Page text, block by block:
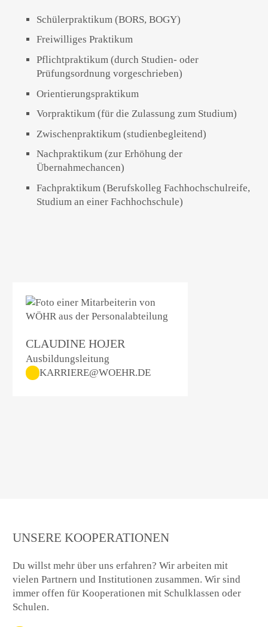
Schülerpraktikum (BORS, BOGY)
Freiwilliges Praktikum
Pflichtpraktikum (durch Studien- oder
Prüfungsordnung vorgeschrieben)
Orientierungspraktikum
Vorpraktikum (für die Zulassung zum Studium)
Zwischenpraktikum (studienbegleitend)
Nachpraktikum (zur Erhöhung der
Übernahmechancen)
Fachpraktikum (Berufskolleg Fachhochschulreife,
Studium an einer Fachhochschule)
CLAUDINE HOJER
Ausbildungsleitung
KARRIERE@WOEHR.DE
UNSERE KOOPERATIONEN
Du willst mehr über uns erfahren? Wir arbeiten mit
vielen Partnern und Institutionen zusammen. Wir sind
immer offen für Kooperationen mit Schulklassen oder
Schulen.